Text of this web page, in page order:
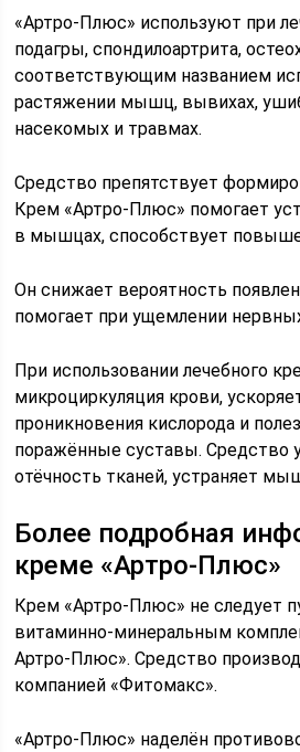
«Артро-Плюс» используют при
подагры, спондилоартрита,
соответствующим названием
растяжении мышц, вывихах,
насекомых и травмах.
Средство препятствует
Крем «Артро-Плюс» помогает
в мышцах, способствует
Он снижает вероятность
помогает при ущемлении
При использовании лечебного
микроциркуляция крови,
проникновения кислорода и
поражённые суставы. Средство
отёчность тканей, устраняет
Более подробная
креме «Артро-Плюс»
Крем «Артро-Плюс» не следует
витаминно-минеральным
Артро-Плюс». Средство
компанией «Фитомакс».
«Артро-Плюс» наделён